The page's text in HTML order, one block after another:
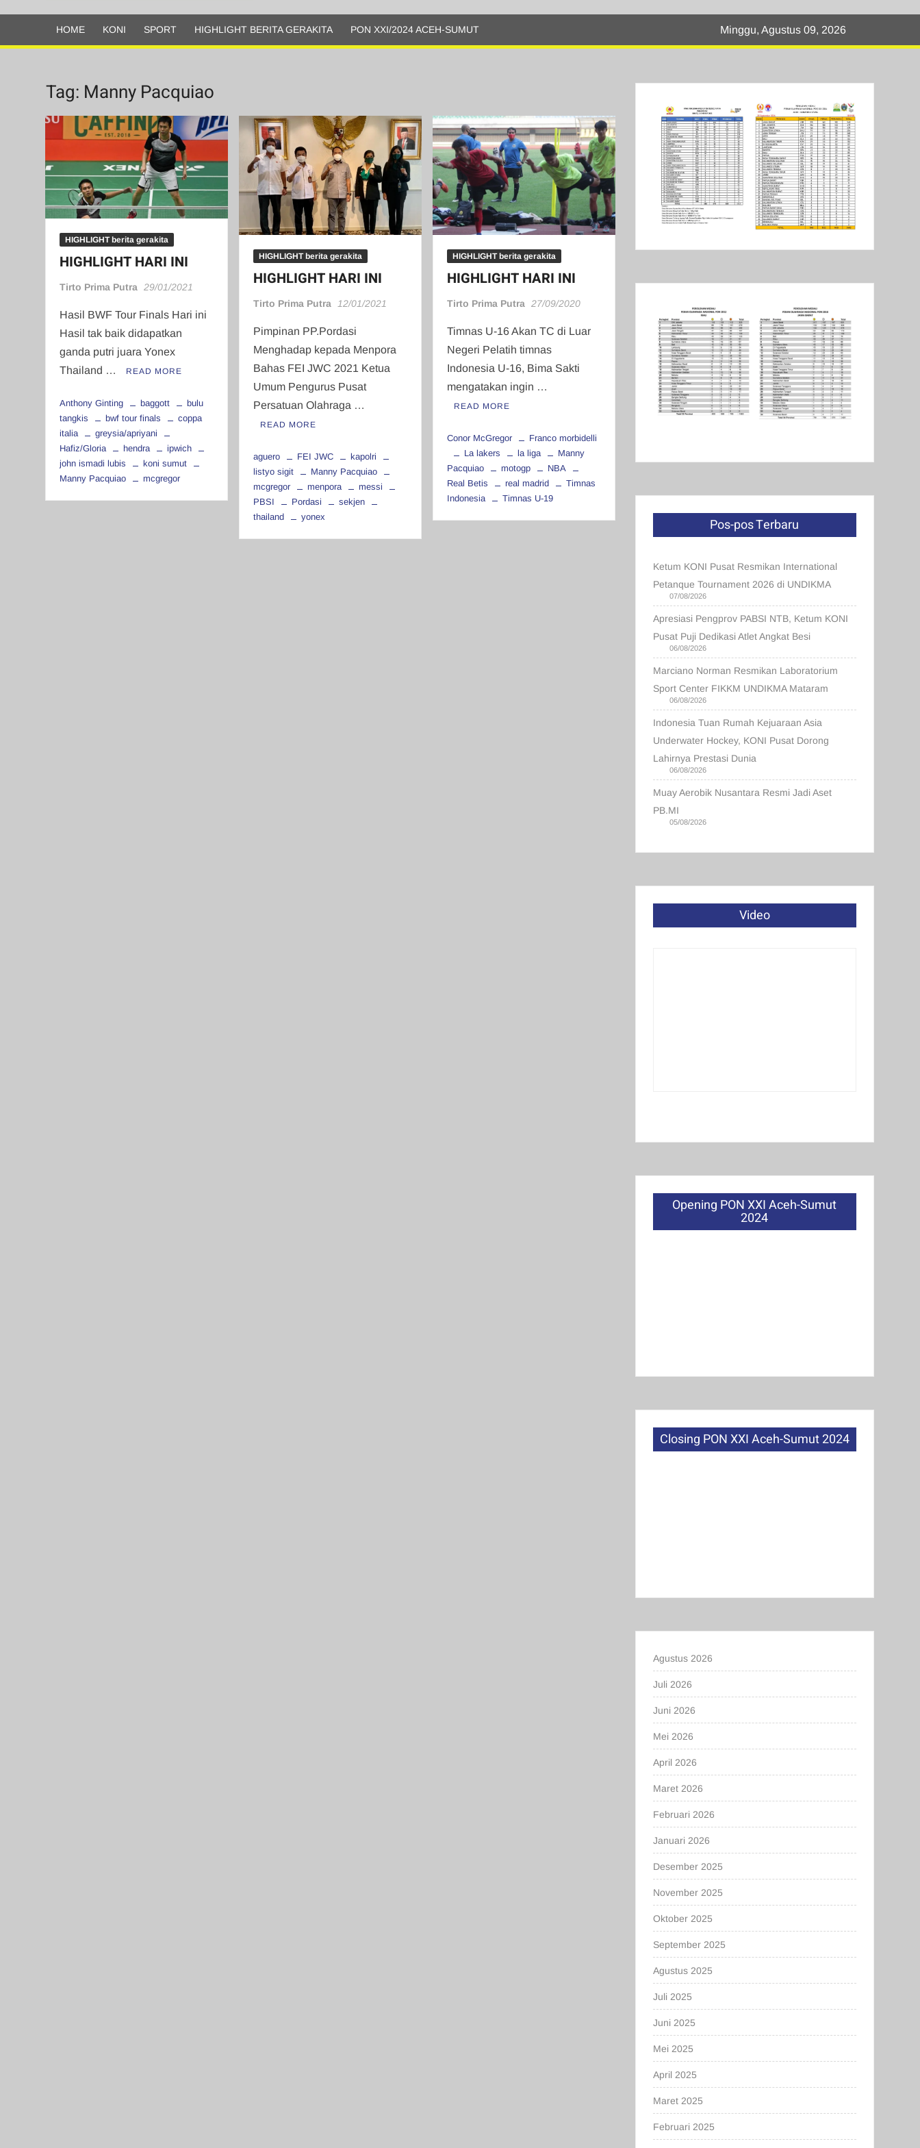
Olahraga
HOME KONI SPORT HIGHLIGHT BERITA GERAKITA PON XXI/2024 ACEH-SUMUT Minggu, Agustus 09, 2026
Tag: Manny Pacquiao
HIGHLIGHT berita gerakita
HIGHLIGHT HARI INI
Tirto Prima Putra 29/01/2021
Hasil BWF Tour Finals Hari ini
Hasil tak baik didapatkan
ganda putri juara Yonex
Thailand …
READ MORE
Anthony Ginting baggott
bulu
tangkis
bwf tour finals
coppa
italia
greysia/apriyani
Hafiz/Gloria
hendra
ipwich
john ismadi lubis
koni sumut
Manny Pacquiao
mcgregor
HIGHLIGHT berita gerakita
HIGHLIGHT HARI INI
Tirto Prima Putra 12/01/2021
Pimpinan PP.Pordasi
Menghadap kepada Menpora
Bahas FEI JWC 2021 Ketua
Umum Pengurus Pusat
Persatuan Olahraga …
READ MORE
aguero FEI JWC
kapolri
listyo sigit
Manny Pacquiao
mcgregor
menpora
messi
PBSI
Pordasi
sekjen
thailand
yonex
HIGHLIGHT berita gerakita
HIGHLIGHT HARI INI
Tirto Prima Putra 27/09/2020
Timnas U-16 Akan TC di Luar
Negeri Pelatih timnas
Indonesia U-16, Bima Sakti
mengatakan ingin …
READ MORE
Conor McGregor
Franco morbidelli
La lakers
la liga
Manny
Pacquiao
motogp
NBA
Real Betis
real madrid
Timnas
Indonesia
Timnas U-19
Pos-pos Terbaru
Ketum KONI Pusat Resmikan International
Petanque Tournament 2026 di UNDIKMA
07/08/2026
Apresiasi Pengprov PABSI NTB, Ketum KONI
Pusat Puji Dedikasi Atlet Angkat Besi
06/08/2026
Marciano Norman Resmikan Laboratorium
Sport Center FIKKM UNDIKMA Mataram
06/08/2026
Indonesia Tuan Rumah Kejuaraan Asia
Underwater Hockey, KONI Pusat Dorong
Lahirnya Prestasi Dunia
06/08/2026
Muay Aerobik Nusantara Resmi Jadi Aset
PB.MI
05/08/2026
Video
Opening PON XXI Aceh-Sumut
2024
Closing PON XXI Aceh-Sumut 2024
Agustus 2026
Juli 2026
Juni 2026
Mei 2026
April 2026
Maret 2026
Februari 2026
Januari 2026
Desember 2025
November 2025
Oktober 2025
September 2025
Agustus 2025
Juli 2025
Juni 2025
Mei 2025
April 2025
Maret 2025
Februari 2025